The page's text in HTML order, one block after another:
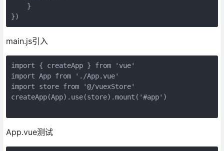
}
})
main.js引入
import { createApp } from 'vue'
import App from './App.vue'
import store from '@/vuexStore'
createApp(App).use(store).mount('#app')
App.vue测试